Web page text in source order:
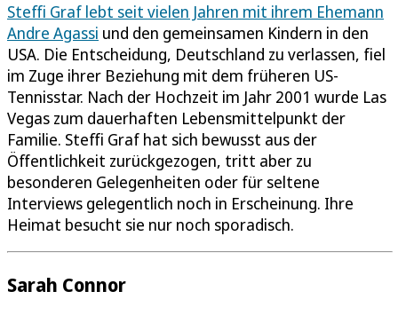
Steffi Graf lebt seit vielen Jahren mit ihrem Ehemann
Andre Agassi und den gemeinsamen Kindern in den
USA. Die Entscheidung, Deutschland zu verlassen, fiel
im Zuge ihrer Beziehung mit dem früheren US-
Tennisstar. Nach der Hochzeit im Jahr 2001 wurde Las
Vegas zum dauerhaften Lebensmittelpunkt der
Familie. Steffi Graf hat sich bewusst aus der
Öffentlichkeit zurückgezogen, tritt aber zu
besonderen Gelegenheiten oder für seltene
Interviews gelegentlich noch in Erscheinung. Ihre
Heimat besucht sie nur noch sporadisch.
Sarah Connor